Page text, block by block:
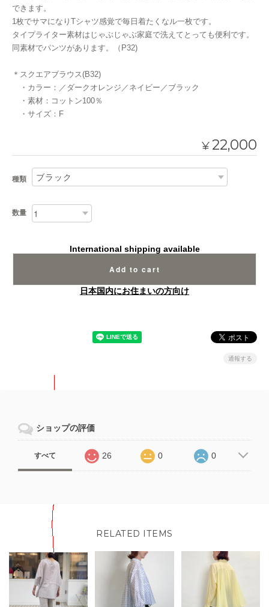
できます。
1枚でサマになりTシャツ感覚で毎日着たくなル一枚です。
タイプライター素材はじゃぶじゃぶ家庭で洗えてとっても便利です。
同素材でパンツがあります。（P32)
＊スクエアブラウス(B32)
・カラー：／ダークオレンジ／ネイビー／ブラック
・素材：コットン100％
・サイズ：F
¥22,000
種類
数量
International shipping available
Add to cart
日本国内にお住まいの方向け
通報する
ショップの評価
すべて 26 0 0
RELATED ITEMS